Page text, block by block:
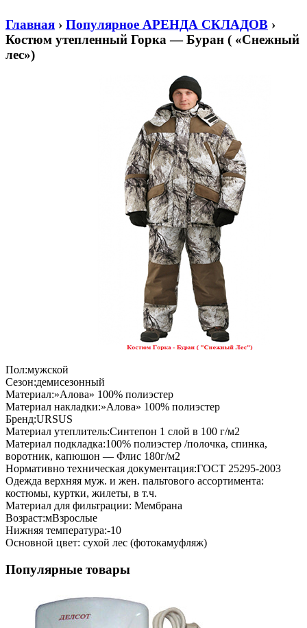
Главная › Популярное АРЕНДА СКЛАДОВ ›
Костюм утепленный Горка — Буран ( «Снежный
лес»)
Пол:мужской
Сезон:демисезонный
Материал:»Алова» 100% полиэстер
Материал накладки:»Алова» 100% полиэстер
Бренд:URSUS
Материал утеплитель:Синтепон 1 слой в 100 г/м2
Материал подкладка:100% полиэстер /полочка, спинка,
воротник, капюшон — Флис 180г/м2
Нормативно техническая документация:ГОСТ 25295-2003
Одежда верхняя муж. и жен. пальтового ассортимента:
костюмы, куртки, жилеты, в т.ч.
Материал для фильтрации: Мембрана
Возраст:мВзрослые
Нижняя температура:-10
Основной цвет: сухой лес (фотокамуфляж)
Популярные товары